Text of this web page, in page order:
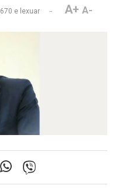
e lexuar A+ A-